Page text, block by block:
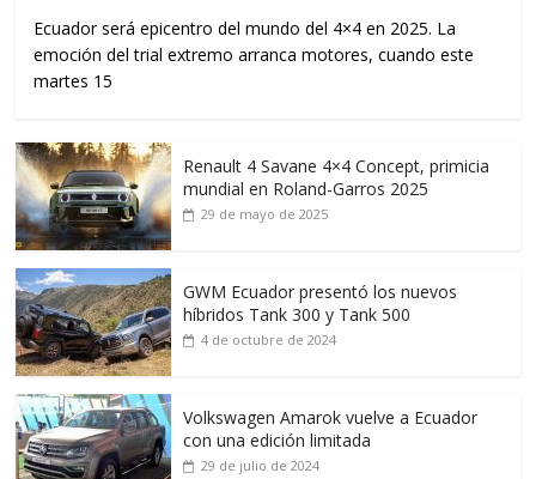
Ecuador será epicentro del mundo del 4×4 en 2025. La
emoción del trial extremo arranca motores, cuando este
martes 15
Renault 4 Savane 4×4 Concept, primicia
mundial en Roland-Garros 2025
29 de mayo de 2025
GWM Ecuador presentó los nuevos
híbridos Tank 300 y Tank 500
4 de octubre de 2024
Volkswagen Amarok vuelve a Ecuador
con una edición limitada
29 de julio de 2024